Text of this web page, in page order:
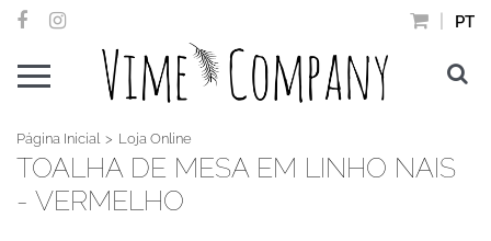
PT
Página Inicial Loja Online
TOALHA DE MESA EM LINHO NAIS
- VERMELHO